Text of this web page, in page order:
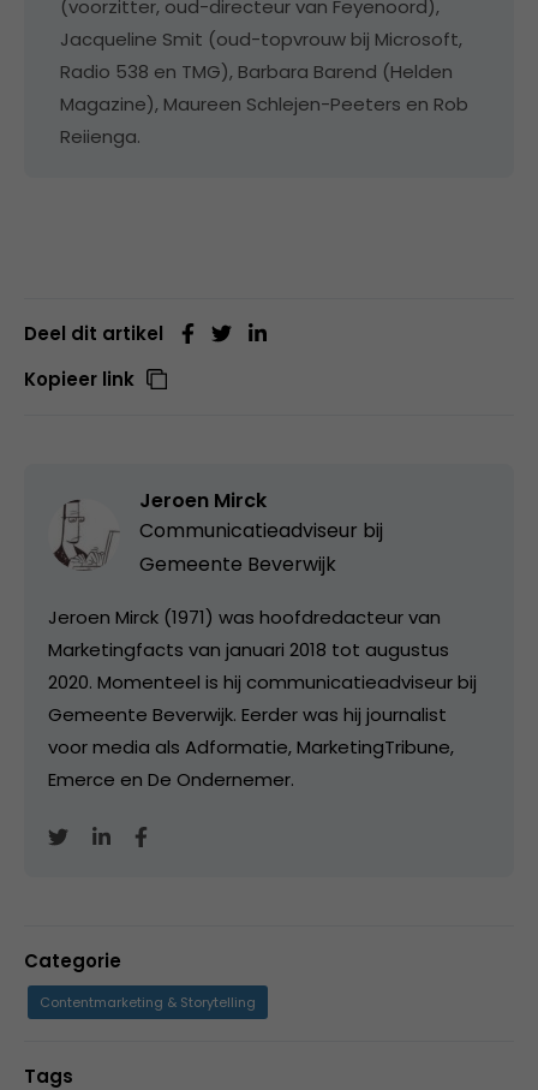
(voorzitter, oud-directeur van Feyenoord),
Jacqueline Smit (oud-topvrouw bij Microsoft,
Radio 538 en TMG), Barbara Barend (Helden
Magazine), Maureen Schlejen-Peeters en Rob
Reiienga.
Deel dit artikel
Kopieer link
Jeroen Mirck
Communicatieadviseur bij
Gemeente Beverwijk
Jeroen Mirck (1971) was hoofdredacteur van
Marketingfacts van januari 2018 tot augustus
2020. Momenteel is hij communicatieadviseur bij
Gemeente Beverwijk. Eerder was hij journalist
voor media als Adformatie, MarketingTribune,
Emerce en De Ondernemer.
Categorie
Contentmarketing & Storytelling
Tags